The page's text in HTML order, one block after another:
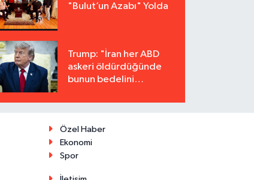
"Bulut’un Azabı" Yolda
Trump: "İran her ABD
askeri öldürdüğünde
bunun bedelini
Özel Haber
Ekonomi
Spor